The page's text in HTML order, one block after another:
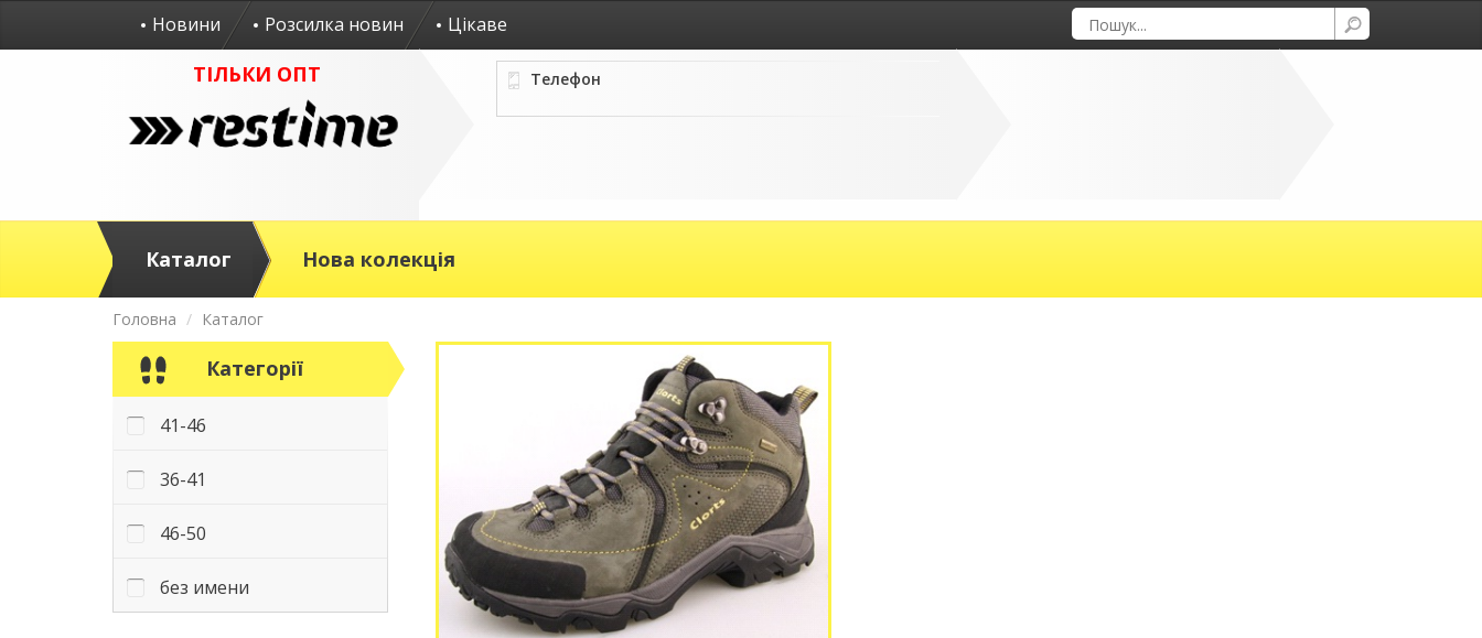
Новини Розсилка новин Цікаве
ТІЛЬКИ ОПТ Телефон
Каталог Нова колекція
Головна Каталог
Категорії
41-46
36-41
46-50
без имени